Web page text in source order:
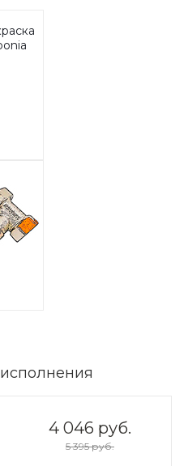
4 046 руб.
5 395 руб.